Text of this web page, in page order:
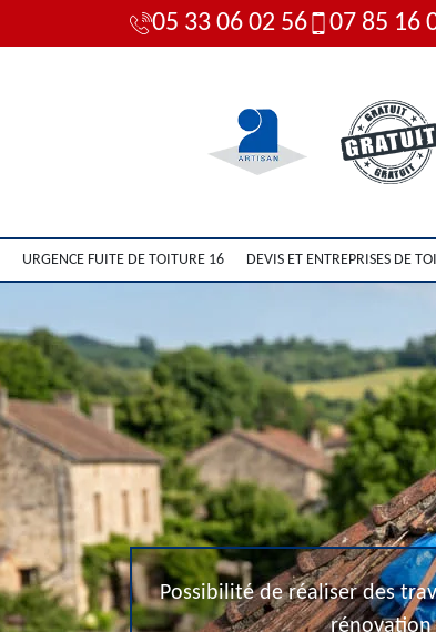
05 33 06 02 56 07 85 16
URGENCE FUITE DE TOITURE 16 DEVIS ET ENTREPRISES DE
Possibilité de réaliser des